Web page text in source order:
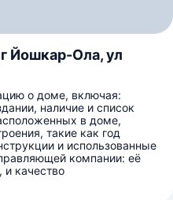
Йошкар-Ола, ул
о доме, включая:
наличие и список
в доме,
такие как год
и использованные
компании: её
и качество